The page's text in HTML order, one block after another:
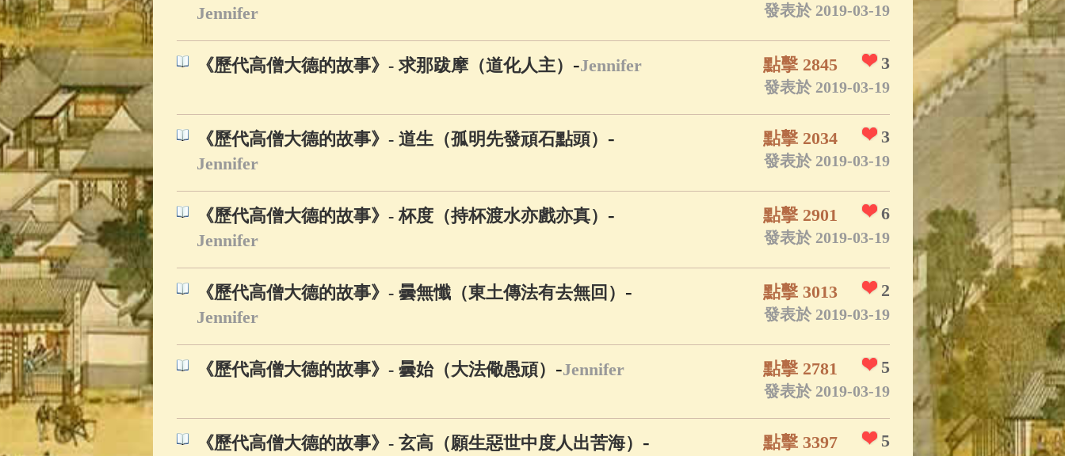
Jennifer 發表於 2019-03-19
《歷代高僧大德的故事》- 求那跋摩（道化人主） -Jennifer 3
點擊 2845
發表於 2019-03-19
《歷代高僧大德的故事》- 道生（孤明先發頑石點頭） -
Jennifer
3
點擊 2034
發表於 2019-03-19
《歷代高僧大德的故事》- 杯度（持杯渡水亦戲亦真） -
Jennifer
6
點擊 2901
發表於 2019-03-19
《歷代高僧大德的故事》- 曇無懺（東土傳法有去無回） -
Jennifer
2
點擊 3013
發表於 2019-03-19
《歷代高僧大德的故事》- 曇始（大法儆愚頑） -Jennifer 5
點擊 2781
發表於 2019-03-19
《歷代高僧大德的故事》- 玄高（願生惡世中度人出苦海） - 5
點擊 3397